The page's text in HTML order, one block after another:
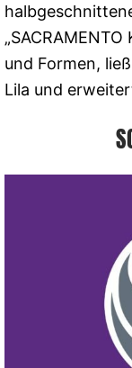
und Formen,
Lila und